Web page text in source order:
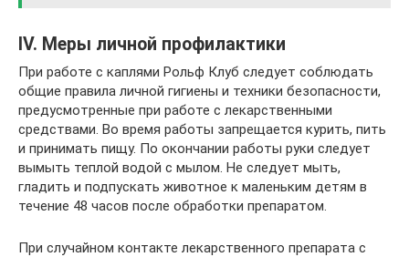
IV. Меры личной профилактики
При работе с каплями Рольф Клуб следует соблюдать
общие правила личной гигиены и техники безопасности,
предусмотренные при работе с лекарственными
средствами. Во время работы запрещается курить, пить
и принимать пищу. По окончании работы руки следует
вымыть теплой водой с мылом. Не следует мыть,
гладить и подпускать животное к маленьким детям в
течение 48 часов после обработки препаратом.
При случайном контакте лекарственного препарата с